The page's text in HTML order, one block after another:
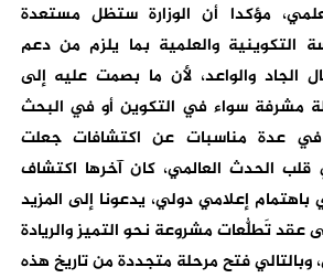
مؤكدا أن الوزارة ستظل مستعدة
التكوينية والعلمية بما يلزم من دعم
الجاد والواعد، لأن ما بصمت عليه إلى
مشرفة سواء في التكوين أو في البحث
في عدة مناسبات عن اكتشافات جعلت
قلب الحدث العالمي، كان آخرها اكتشاف
إعلامي دولي، يدعونا إلى المزيد
عقد تَطلُّعات مشروعة نحو التميز والريادة
فتح مرحلة متجددة من تاريخ هذه